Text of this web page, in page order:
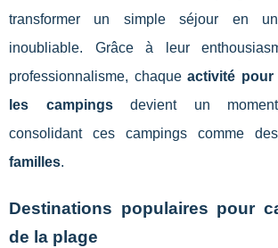
transformer un simple séjour en
inoubliable. Grâce à leur
professionnalisme, chaqueactivité
les campingsdevient un moment
consolidant ces campings comme
familles.
Destinations populaires pour
de la plage